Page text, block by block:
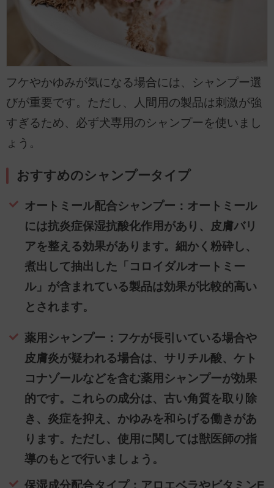
フケやかゆみが気になる場合には、シャンプー選
びが重要です。ただし、人間用の製品は刺激が強
すぎるため、必ず犬専用のシャンプーを使いまし
ょう。
おすすめのシャンプータイプ
オートミール配合シャンプー：オートミール
には抗炎症保湿抗酸化作用があり、皮膚バリ
アを整える効果があります。細かく粉砕し、
煮出して抽出した「コロイダルオートミー
ル」が含まれている製品は効果が比較的高い
とされます。
薬用シャンプー：フケが長引いている場合や
皮膚炎が疑われる場合は、サリチル酸、ケト
コナゾールなどを含む薬用シャンプーが効果
的です。これらの成分は、古い角質を取り除
き、炎症を抑え、かゆみを和らげる働きがあ
ります。ただし、使用に関しては獣医師の指
導のもとで行いましょう。
保湿成分配合タイプ：アロエベラやビタミンE